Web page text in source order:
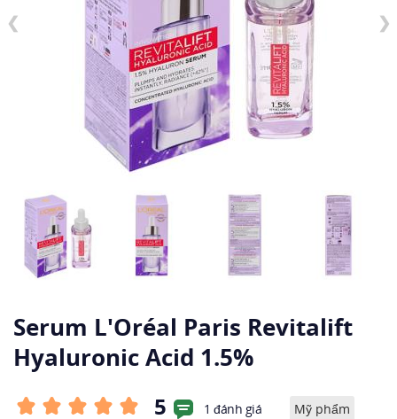
❮ ❯
Serum L'Oréal Paris Revitalift
Hyaluronic Acid 1.5%
5 1 đánh giá Mỹ phẩm